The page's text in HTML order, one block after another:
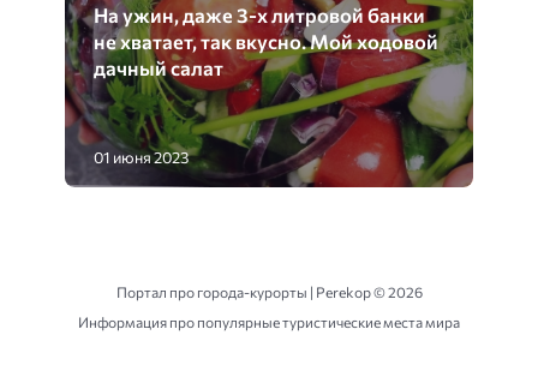
На ужин, даже 3-х литровой банки
не хватает, так вкусно. Мой ходовой
дачный салат
01 июня 2023
Портал про города-курорты | Perekop ©2026
Информация про популярные туристические места мира